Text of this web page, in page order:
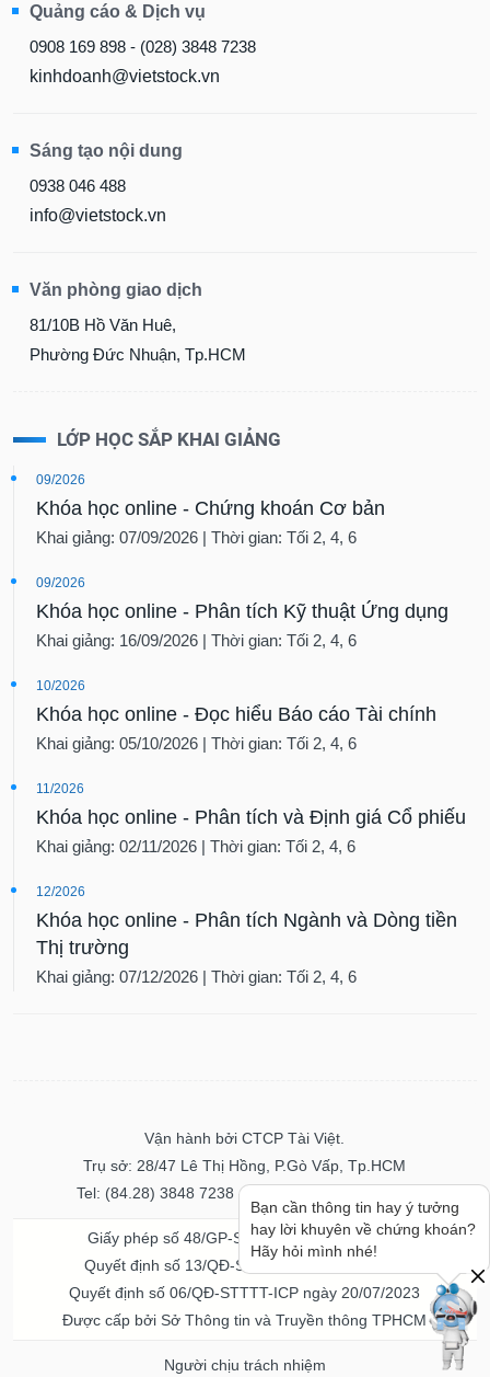
Quảng cáo & Dịch vụ
0908 169 898 - (028) 3848 7238
kinhdoanh@vietstock.vn
Sáng tạo nội dung
0938 046 488
info@vietstock.vn
Văn phòng giao dịch
81/10B Hồ Văn Huê,
Phường Đức Nhuận, Tp.HCM
LỚP HỌC SẮP KHAI GIẢNG
09/2026
Khóa học online - Chứng khoán Cơ bản
Khai giảng: 07/09/2026 | Thời gian: Tối 2, 4, 6
09/2026
Khóa học online - Phân tích Kỹ thuật Ứng dụng
Khai giảng: 16/09/2026 | Thời gian: Tối 2, 4, 6
10/2026
Khóa học online - Đọc hiểu Báo cáo Tài chính
Khai giảng: 05/10/2026 | Thời gian: Tối 2, 4, 6
11/2026
Khóa học online - Phân tích và Định giá Cổ phiếu
Khai giảng: 02/11/2026 | Thời gian: Tối 2, 4, 6
12/2026
Khóa học online - Phân tích Ngành và Dòng tiền
Thị trường
Khai giảng: 07/12/2026 | Thời gian: Tối 2, 4, 6
Vận hành bởi CTCP Tài Việt.
Trụ sở: 28/47 Lê Thị Hồng, P.Gò Vấp, Tp.HCM
Tel: (84.28) 3848 7238 - Fax: (84.28) 3848 7237
Giấy phép số 48/GP-STTTT ngày 04/11/2016
Quyết định số 13/QĐ-STTTT ngày 02/11/2017
Quyết định số 06/QĐ-STTTT-ICP ngày 20/07/2023
Được cấp bởi Sở Thông tin và Truyền thông TPHCM
Người chịu trách nhiệm
Bạn cần thông tin hay ý tưởng
hay lời khuyên về chứng khoán?
Hãy hỏi mình nhé!